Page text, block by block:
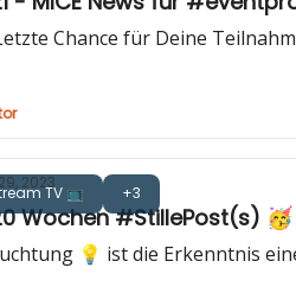
Chance für Deine
TV 📺 +3
2023
Wochen #StillePost(s) 🥳
💡 ist die Erkenntnis